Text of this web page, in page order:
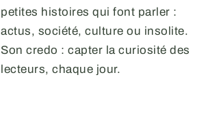
petites histoires qui font parler :
actus, société, culture ou insolite.
Son credo : capter la curiosité des
lecteurs, chaque jour.